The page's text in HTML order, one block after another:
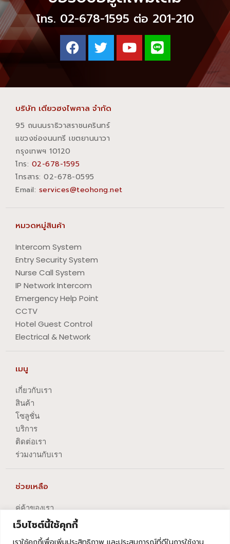
เว็บไซต์นี้ใช้คุกกี้
โทร. 02-678-1595 ต่อ 201-210
บริษัท เตียวฮงไพศาล จำกัด
95 ถนนนราธิวาสราชนครินทร์
แขวงช่องนนทรี เขตยานนาวา
กรุงเทพฯ 10120
โทร: 02-678-1595
โทรสาร:​ 02-678-0595
Email: services@teohong.net
หมวดหมู่สินค้า
Intercom System
Entry Security System
Nurse Call System
IP Network Intercom
Emergency Help Point
CCTV
Hotel Guest Control
Electrical & Network
เมนู
เกี่ยวกับเรา
สินค้า
โซลูชั่น
บริการ
ติดต่อเรา
ร่วมงานกับเรา
ช่วยเหลือ
คู่ค้าของเรา
นโยบายความเป็นส่วนตัว
นโยบายการปัญหาข้อร้องเรียน